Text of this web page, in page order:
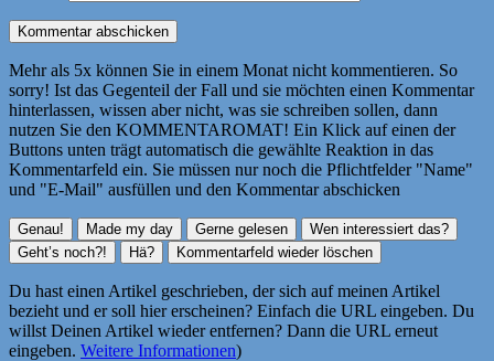
Mehr als 5x können Sie in einem Monat nicht kommentieren. So
sorry! Ist das Gegenteil der Fall und sie möchten einen Kommentar
hinterlassen, wissen aber nicht, was sie schreiben sollen, dann
nutzen Sie den KOMMENTAROMAT! Ein Klick auf einen der
Buttons unten trägt automatisch die gewählte Reaktion in das
Kommentarfeld ein. Sie müssen nur noch die Pflichtfelder "Name"
und "E-Mail" ausfüllen und den Kommentar abschicken
Du hast einen Artikel geschrieben, der sich auf meinen Artikel
bezieht und er soll hier erscheinen? Einfach die URL eingeben. Du
willst Deinen Artikel wieder entfernen? Dann die URL erneut
eingeben. Weitere Informationen)